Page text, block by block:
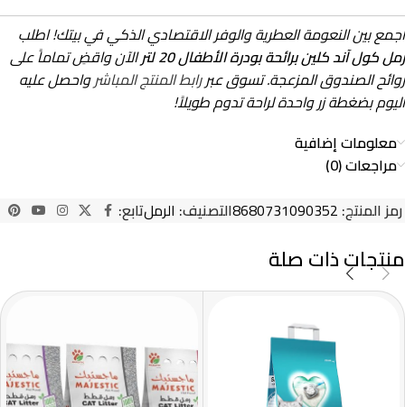
اجمع بين النعومة العطرية والوفر الاقتصادي الذكي في بيتك! اطلب
رمل كول آند كلين برائحة بودرة الأطفال 20 لتر
الآن واقضِ تماماً على
روائح الصندوق المزعجة. تسوق عبررابط المنتج المباشرواحصل عليه
اليوم بضغطة زر واحدة لراحة تدوم طويلاً!
معلومات إضافية
مراجعات (0)
رمز المنتج: 8680731090352التصنيف: الرملتابع:
منتجات ذات صلة